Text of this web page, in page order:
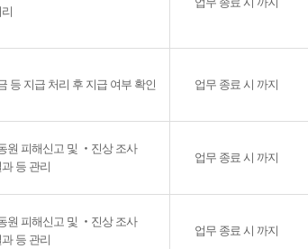
등 지급 처리 후 지급 여부 확인 업무 종료 시 까지
원 피해신고 및 ‧진상 조사
과 등 관리
업무 종료 시 까지
원 피해신고 및 ‧진상 조사
과 등 관리
업무 종료 시 까지